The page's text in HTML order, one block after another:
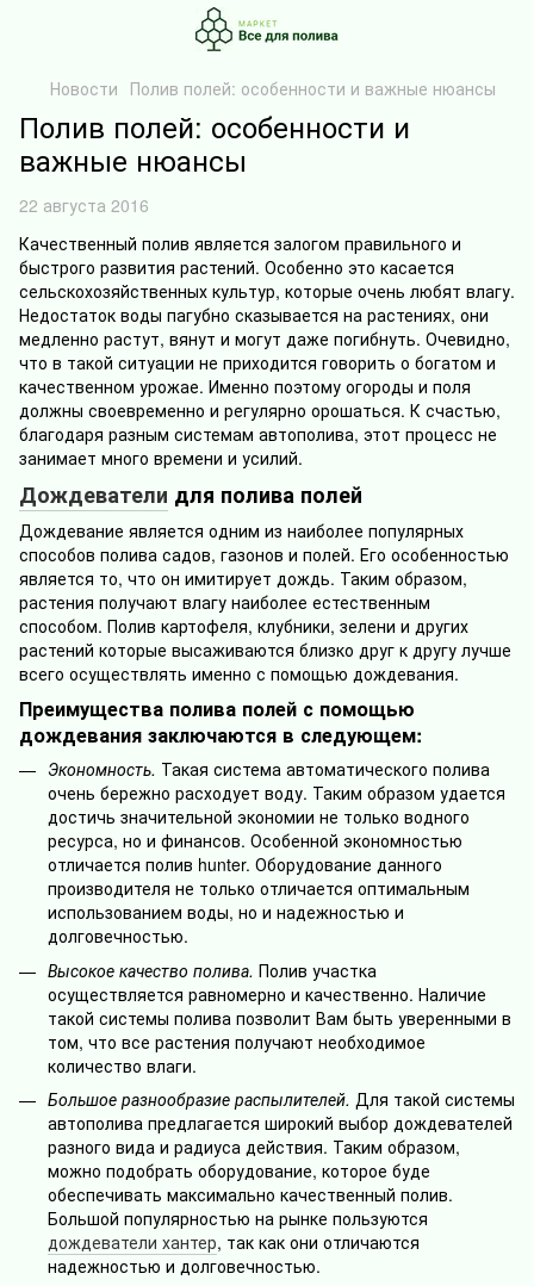
Новости Полив полей: особенности и важные нюансы
Полив полей: особенности и
важные нюансы
22 августа 2016
Качественный полив является залогом правильного и
быстрого развития растений. Особенно это касается
сельскохозяйственных культур, которые очень любят влагу.
Недостаток воды пагубно сказывается на растениях, они
медленно растут, вянут и могут даже погибнуть. Очевидно,
что в такой ситуации не приходится говорить о богатом и
качественном урожае. Именно поэтому огороды и поля
должны своевременно и регулярно орошаться. К счастью,
благодаря разным системам автополива, этот процесс не
занимает много времени и усилий.
Дождеватели для полива полей
Дождевание является одним из наиболее популярных
способов полива садов, газонов и полей. Его особенностью
является то, что он имитирует дождь. Таким образом,
растения получают влагу наиболее естественным
способом. Полив картофеля, клубники, зелени и других
растений которые высаживаются близко друг к другу лучше
всего осуществлять именно с помощью дождевания.
Преимущества полива полей с помощью
дождевания заключаются в следующем:
Экономность. Такая система автоматического полива
очень бережно расходует воду. Таким образом удается
достичь значительной экономии не только водного
ресурса, но и финансов. Особенной экономностью
отличается полив hunter. Оборудование данного
производителя не только отличается оптимальным
использованием воды, но и надежностью и
долговечностью.
Высокое качество полива. Полив участка
осуществляется равномерно и качественно. Наличие
такой системы полива позволит Вам быть уверенными в
том, что все растения получают необходимое
количество влаги.
Большое разнообразие распылителей. Для такой системы
автополива предлагается широкий выбор дождевателей
разного вида и радиуса действия. Таким образом,
можно подобрать оборудование, которое буде
обеспечивать максимально качественный полив.
Большой популярностью на рынке пользуются
дождеватели хантер, так как они отличаются
надежностью и долговечностью.